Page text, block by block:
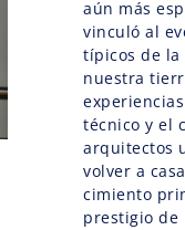
aún más
vinculó al
típicos de
nuestra
técnico y el
arquitectos
volver a
cimiento
prestigio de